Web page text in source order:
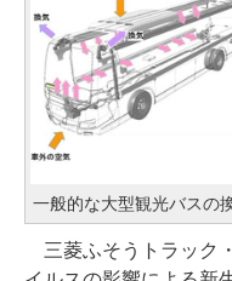
一般的な大型観光バスの
三菱ふそうトラック